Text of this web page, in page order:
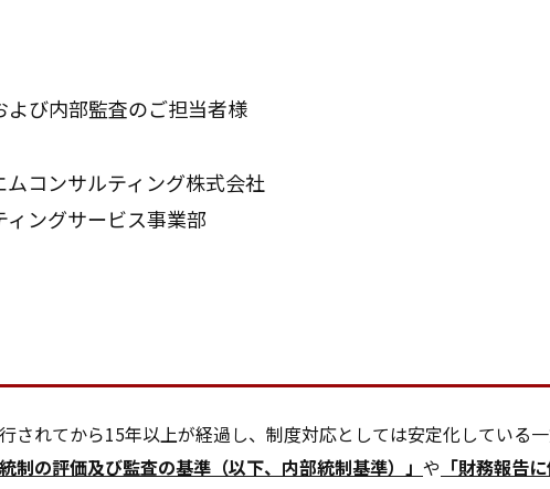
よび内部監査のご担当者様
ムコンサルティング株式会社
ィングサービス事業部
されてから15年以上が経過し、制度対応としては安定化している
制の評価及び監査の基準（以下、内部統制基準）」 や 「財務報告